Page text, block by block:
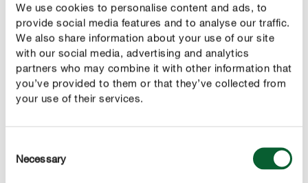
We use cookies to personalise content and ads, to
provide social media features and to analyse our traffic.
We also share information about your use of our site
with our social media, advertising and analytics
partners who may combine it with other information that
you’ve provided to them or that they’ve collected from
your use of their services.
Selection
Necessary
tras la floración cortándolos en la base.
CUIDAR ADECUADAMENTE
Estas plantas de esplendorosa floración necesitan